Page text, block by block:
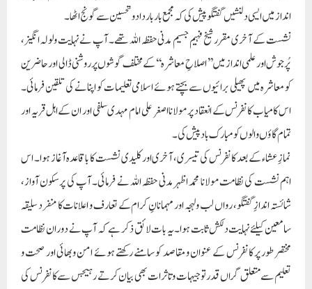
انداز میں ایسی دلنشیں گفتگو پیش کی کہ مجمع بار بار داد و تحسین سے گونج اٹھا۔
نشست کے آخری مقرر شیخ فہیم جسیم مدنی حفظہ اللہ تھے۔ آپ نے نہایت ولولہ انگیز،
پُرجوش اور علمی انداز میں ’’اصلاحِ معاشرہ‘‘ کے مختلف گوشوں پر روشنی ڈالی اور حاضرین
کو معاشرہ میں پھیلی برائیوں سے بچتے ہوئے اسلامی تعلیمات کو اپنانے کی تلقین فرمائی۔
اس کامیاب کانفرنس کے انعقاد پر مولانا اصغر علی امام مہدی سلفی اور ان کے اہل قریہ اور
تمام گاؤں والوں کو مبارک باد پیش کی۔
نمازِ عشاء کے بعد کانفرنس کی تیسری، آخری اور کلیدی نشست کا باقاعدہ آغاز ہوا۔ اس
اہم نشست کی نظامت مولانا محمد اظہر مدنی حفظہ اللہ نے فرمائی۔ آپ کی پرسکون آواز،
شائستہ اندازِ گفتگو، رواں لب و لہجہ اور مہمانانِ کرام کے تعارف و اعلانات کا منفرد سلیقہ
سامعین کیلئے نہایت دلکش ثابت ہوا۔یہ بات لائق ذکر ہے کہ آپ نے دوران نظامت
مختصرطور پر کانفرنس کے عنوان و مقاصد کو سامنے رکھتے ہوئے امن و بھائی اور صحت و
تعلیم سے متعلق گراں قدر توجیہات و تاثرات بھی بیان کرتے رہیجس سے کانفرنس کی